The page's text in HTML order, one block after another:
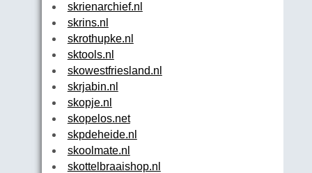
skrienarchief.nl
skrins.nl
skrothupke.nl
sktools.nl
skowestfriesland.nl
skrjabin.nl
skopje.nl
skopelos.net
skpdeheide.nl
skoolmate.nl
skottelbraaishop.nl